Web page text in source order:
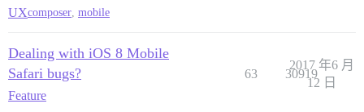
UXcomposer, mobile
Dealing with iOS 8 Mobile
Safari bugs?
Feature
63 30919
2017 年6 月
12 日